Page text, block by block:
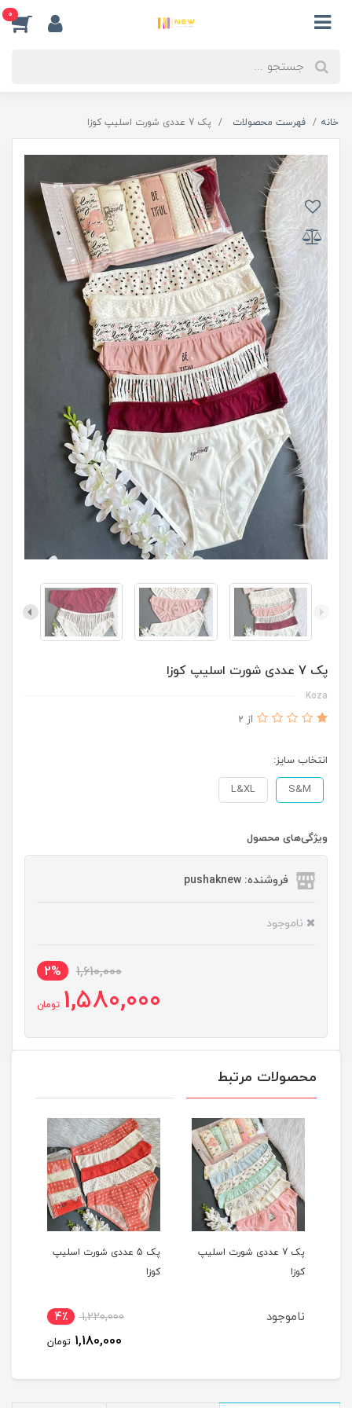
0
خانه فهرست محصولات پک 7 عددی شورت اسلیپ کوزا
پک 7 عددی شورت اسلیپ کوزا
Koza
از 2
انتخاب سایز:
S&M
L&XL
ویژگی‌های محصول
فروشنده: pushaknew
ناموجود
1,610,000
2%
1,580,000 تومان
محصولات مرتبط
پک 7 عددی شورت اسلیپ
کوزا
ناموجود
پک 5 عددی شورت اسلیپ
کوزا
1,220,000 4٪
1,180,000 تومان